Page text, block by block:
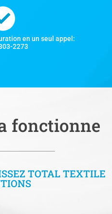
en un seul appel:
2273
fonctionne
TOTAL TEXTILE